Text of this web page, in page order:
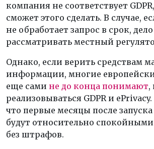
компания не соответствует
сможет этого сделать. В случае,
не обработает запрос в срок,
рассматривать местный
Однако, если верить средствам
информации, многие
еще сами не до конца понимают,
реализовываться GDPR и
что первые месяцы после
будут относительно
без штрафов.